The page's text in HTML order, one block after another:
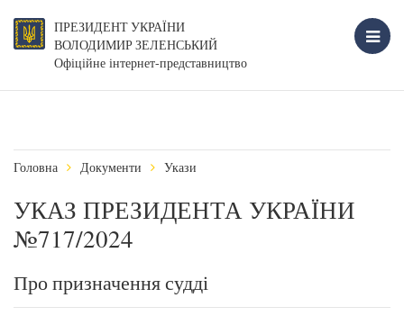
ПРЕЗИДЕНТ УКРАЇНИ
ВОЛОДИМИР ЗЕЛЕНСЬКИЙ
Офіційне інтернет-представництво
Головна Документи Укази
УКАЗ ПРЕЗИДЕНТА УКРАЇНИ
№717/2024
Про призначення судді